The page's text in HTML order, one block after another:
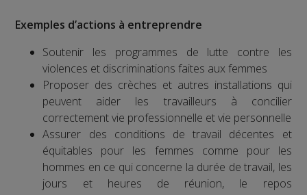
Exemples d’actions à entreprendre
Soutenir les programmes de lutte contre les
violences et discriminations faites aux femmes
Proposer des crèches et autres installations qui
peuvent aider les travailleurs à concilier
correctement vie professionnelle et vie personnelle
Assurer des conditions de travail décentes et
équitables pour les femmes comme pour les
hommes en ce qui concerne la durée de travail, les
jours et heures de réunion, le repos